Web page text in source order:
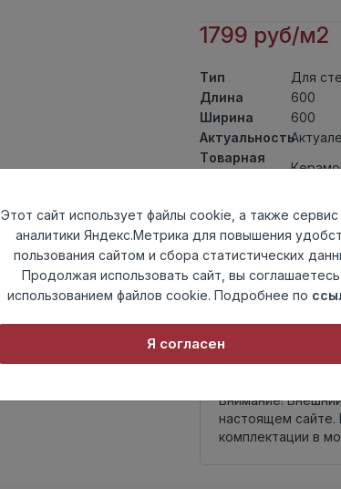
1799 руб/м2
Тип
Для
Длина
600
Ширина
600
Актуальность
Товарная
Поверхность
Страна
происхождения
Россия
Номер
комплекта
Осталось
Внимание!
настоящем сайте.
комплектации в
Этот сайт использует файлы cookie, а также
аналитики Яндекс.Метрика для повышения
пользования сайтом и сбора статистических
Продолжая использовать сайт, вы
использованием файлов cookie. Подробнее по
Я согласен